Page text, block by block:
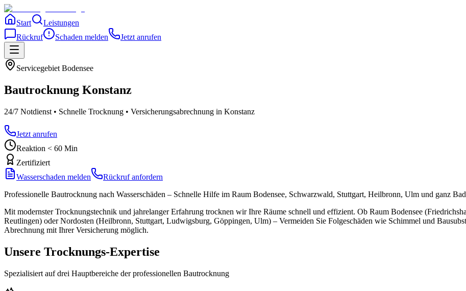
Start
Leistungen
Rückruf
Schaden melden Jetzt anrufen
Servicegebiet Bodensee
Bautrocknung Konstanz
24/7 Notdienst • Schnelle Trocknung • Versicherungsabrechnung in Konstanz
Jetzt anrufen
Reaktion < 60 Min
Zertifiziert
Wasserschaden melden
Rückruf anfordern
Professionelle Bautrocknung nach Wasserschäden – Schnelle Hilfe im Raum Bodensee, Schwarzwald, Stuttgart, Heilbronn, Ulm und ganz
Mit modernster Trocknungstechnik und jahrelanger Erfahrung trocknen wir Ihre Räume schnell und effizient. Ob Raum Bodensee
Reutlingen) oder Nordosten (Heilbronn, Stuttgart, Ludwigsburg, Göppingen, Ulm) – Vermeiden Sie Folgeschäden wie Schimmel und
Abrechnung mit Ihrer Versicherung möglich.
Unsere Trocknungs-Expertise
Spezialisiert auf drei Hauptbereiche der professionellen Bautrocknung